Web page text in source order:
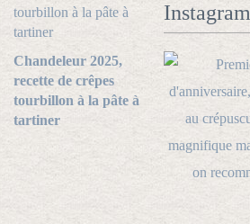
Chandeleur 2025,
recette de crêpes
tourbillon à la pâte à
tartiner
Instagram